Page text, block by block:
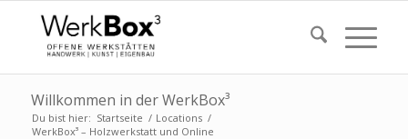
Willkommen in der WerkBox³
Du bist hier: Startseite / Locations /
WerkBox³ – Holzwerkstatt und Online